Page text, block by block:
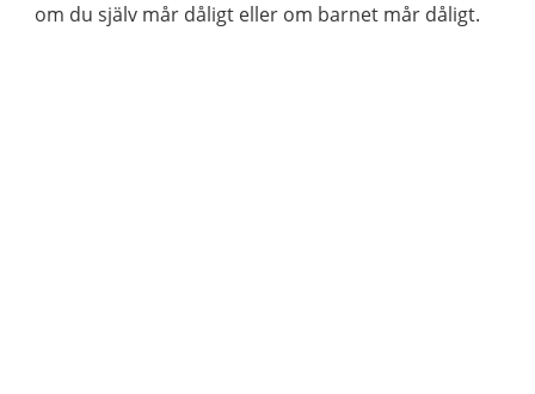
om du själv mår dåligt eller om barnet mår dåligt.